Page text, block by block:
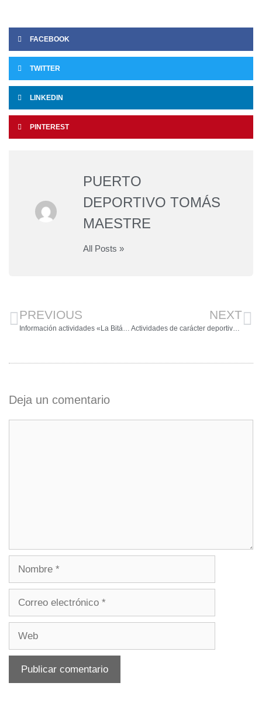
FACEBOOK
TWITTER
LINKEDIN
PINTEREST
PUERTO
DEPORTIVO TOMÁS
MAESTRE
All Posts »
PREVIOUS
Información actividades «La Bitácora del Maestre»
NEXT
Actividades de carácter deportivo, social y cultural Marzo
Deja un comentario